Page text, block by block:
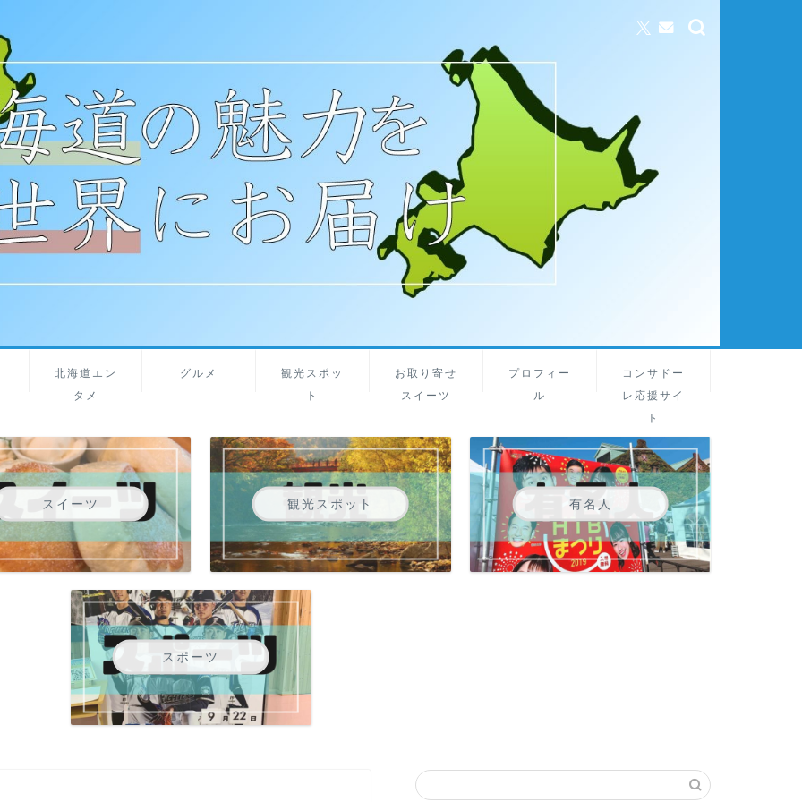
北海道エン
タメ
グルメ
観光スポッ
ト
お取り寄せ
スイーツ
プロフィー
ル
コンサドー
レ応援サイ
ト
スイーツ 観光スポット 有名人
スポーツ